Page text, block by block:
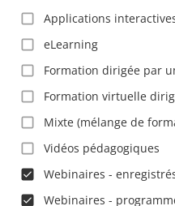
Dominique
Espagne
Estonie
Ethiopie
Finlande
France
Ghana
Grenade
Slovaque
Suédois
Tchèque
Thaïlandais
Turc
Vietnamien
Applications
eLearning
Formation dirigée par
Formation virtuelle
Mixte (mélange de
Vidéos pédagogiques
Webinaires -
Webinaires -